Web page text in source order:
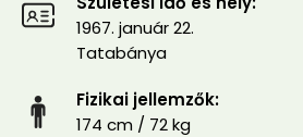
1967. január 22.
Tatabánya
Fizikai jellemzők:
174 cm / 72 kg